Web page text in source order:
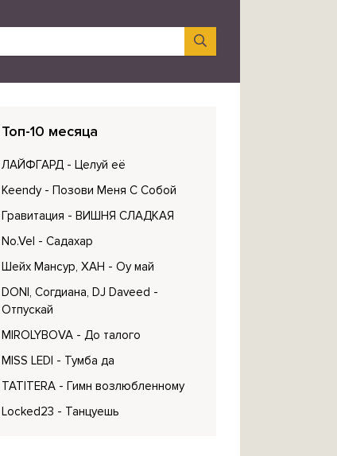
Топ-10 месяца
ЛАЙФГАРД - Целуй её
Keendy - Позови Меня С Собой
Гравитация - ВИШНЯ СЛАДКАЯ
No.Vel - Садахар
Шейх Мансур, ХАН - Оу май
DONI, Согдиана, DJ Daveed -
Отпускай
MIROLYBOVA - До талого
MISS LEDI - Тумба да
TATITERA - Гимн возлюбленному
Locked23 - Танцуешь